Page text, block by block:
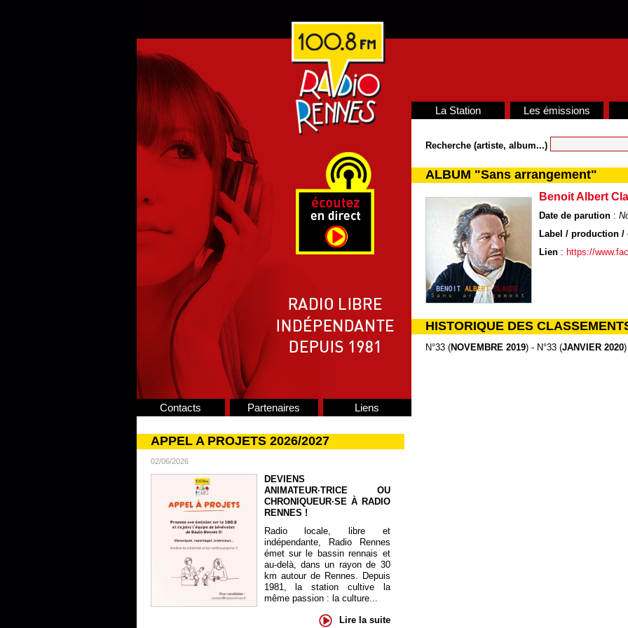
Contacts Partenaires Liens
APPEL A PROJETS 2026/2027
02/06/2026
DEVIENS
ANIMATEUR·TRICE OU
CHRONIQUEUR·SE À RADIO
RENNES !
Radio locale, libre et
indépendante, Radio Rennes
émet sur le bassin rennais et
au-delà, dans un rayon de 30
km autour de Rennes. Depuis
1981, la station cultive la
même passion : la culture...
Lire la suite
La Station Les émissions
Recherche (artiste, album...)
ALBUM "Sans arrangement"
Benoit Albert
Date de parution:
Label / production
Lien: https://
HISTORIQUE DES
N°33 (NOVEMBRE 2019) - N°33 (JANVIER 2020)